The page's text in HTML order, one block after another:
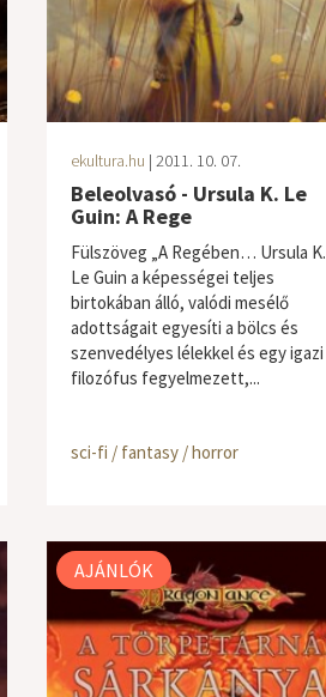
ekultura.hu | 2011. 10. 07.
Beleolvasó - Ursula K. Le
Guin: A Rege
Fülszöveg „A Regében… Ursula K.
Le Guin a képességei teljes
birtokában álló, valódi mesélő
adottságait egyesíti a bölcs és
szenvedélyes lélekkel és egy igazi
filozófus fegyelmezett,...
sci-fi / fantasy / horror
AJÁNLÓK